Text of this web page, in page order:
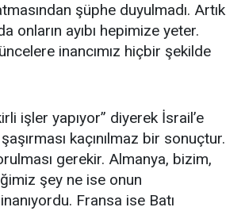
şüphe duyulmadı. Artık
onların ayıbı hepimize yeter.
inancımız hiçbir şekilde
işler yapıyor” diyerek İsrail’e
kaçınılmaz bir sonuçtur.
gerekir. Almanya, bizim,
şey ne ise onun
Fransa ise Batı